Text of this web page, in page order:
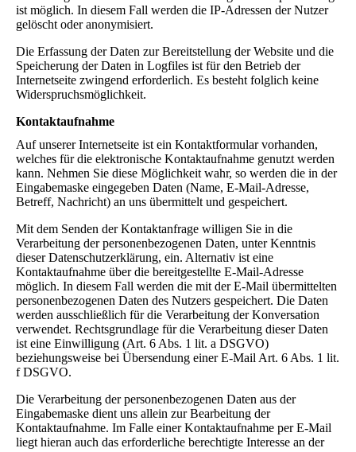
ist möglich. In diesem Fall werden die IP-Adressen der Nutzer
gelöscht oder anonymisiert.
Die Erfassung der Daten zur Bereitstellung der Website und die
Speicherung der Daten in Logfiles ist für den Betrieb der
Internetseite zwingend erforderlich. Es besteht folglich keine
Widerspruchsmöglichkeit.
Kontaktaufnahme
Auf unserer Internetseite ist ein Kontaktformular vorhanden,
welches für die elektronische Kontaktaufnahme genutzt werden
kann. Nehmen Sie diese Möglichkeit wahr, so werden die in der
Eingabemaske eingegeben Daten (Name, E-Mail-Adresse,
Betreff, Nachricht) an uns übermittelt und gespeichert.
Mit dem Senden der Kontaktanfrage willigen Sie in die
Verarbeitung der personenbezogenen Daten, unter Kenntnis
dieser Datenschutzerklärung, ein. Alternativ ist eine
Kontaktaufnahme über die bereitgestellte E-Mail-Adresse
möglich. In diesem Fall werden die mit der E-Mail übermittelten
personenbezogenen Daten des Nutzers gespeichert. Die Daten
werden ausschließlich für die Verarbeitung der Konversation
verwendet. Rechtsgrundlage für die Verarbeitung dieser Daten
ist eine Einwilligung (Art. 6 Abs. 1 lit. a DSGVO)
beziehungsweise bei Übersendung einer E-Mail Art. 6 Abs. 1 lit.
f DSGVO.
Die Verarbeitung der personenbezogenen Daten aus der
Eingabemaske dient uns allein zur Bearbeitung der
Kontaktaufnahme. Im Falle einer Kontaktaufnahme per E-Mail
liegt hieran auch das erforderliche berechtigte Interesse an der